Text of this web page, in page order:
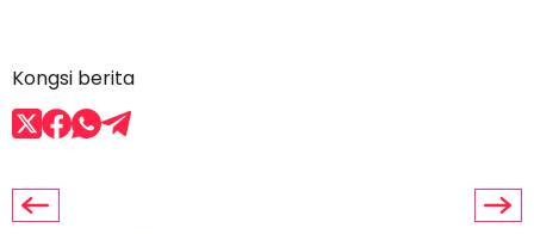
Kongsi berita